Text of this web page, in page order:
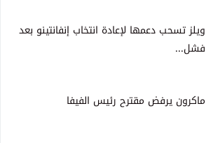
ويلز تسحب دعمها لإعادة انتخاب إنفانتينو بعد
فشل...
ماكرون يرفض مقترح رئيس الفيفا